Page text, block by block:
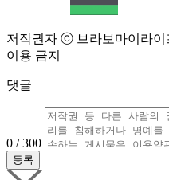
저작권자 ⓒ 브라보마이라이
이용 금지
댓글
0 / 300